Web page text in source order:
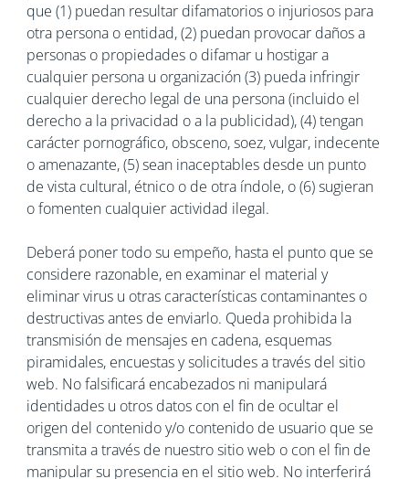
que (1) puedan resultar difamatorios o injuriosos para
otra persona o entidad, (2) puedan provocar daños a
personas o propiedades o difamar u hostigar a
cualquier persona u organización (3) pueda infringir
cualquier derecho legal de una persona (incluido el
derecho a la privacidad o a la publicidad), (4) tengan
carácter pornográfico, obsceno, soez, vulgar, indecente
o amenazante, (5) sean inaceptables desde un punto
de vista cultural, étnico o de otra índole, o (6) sugieran
o fomenten cualquier actividad ilegal.
Deberá poner todo su empeño, hasta el punto que se
considere razonable, en examinar el material y
eliminar virus u otras características contaminantes o
destructivas antes de enviarlo. Queda prohibida la
transmisión de mensajes en cadena, esquemas
piramidales, encuestas y solicitudes a través del sitio
web. No falsificará encabezados ni manipulará
identidades u otros datos con el fin de ocultar el
origen del contenido y/o contenido de usuario que se
transmita a través de nuestro sitio web o con el fin de
manipular su presencia en el sitio web. No interferirá